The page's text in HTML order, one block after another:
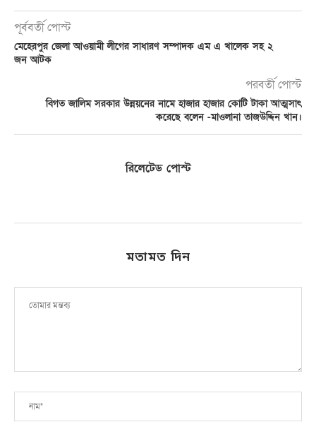
পূর্ববর্তী পোস্ট
মেহেরপুর জেলা আওয়ামী লীগের সাধারণ সম্পাদক এম এ খালেক সহ ২
জন আটক
পরবর্তী পোস্ট
বিগত জালিম সরকার উন্নয়নের নামে হাজার হাজার কোটি টাকা আত্মসাৎ
করেছে বলেন -মাওলানা তাজউদ্দিন খান।
রিলেটেড পোস্ট
মতামত দিন